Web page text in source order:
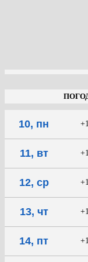
10, пн
11, вт
12, ср
13, чт
14, пт